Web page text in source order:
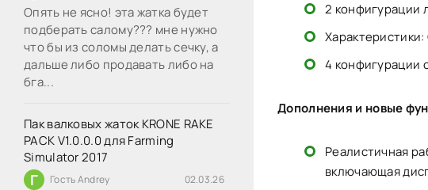
Опять не ясно! эта жатка будет
подберать салому??? мне нужно
что бы из соломы делать сечку, а
дальше либо продавать либо на
бга...
Пак валковых жаток KRONE RAKE
PACK V1.0.0.0 для Farming
Simulator 2017
Г Гость Andrey 02.03.26
2 конфигурации
4 конфигурации
Дополнения и новые
Реалистичная
включающая